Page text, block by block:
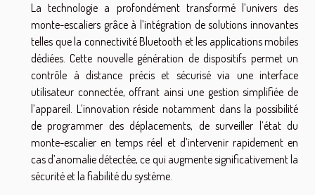
La technologie a profondément transformé l’univers des
monte-escaliers grâce à l’intégration de solutions innovantes
telles que la connectivité Bluetooth et les applications mobiles
dédiées. Cette nouvelle génération de dispositifs permet un
contrôle à distance précis et sécurisé via une interface
utilisateur connectée, offrant ainsi une gestion simplifiée de
l’appareil. L’innovation réside notamment dans la possibilité
de programmer des déplacements, de surveiller l’état du
monte-escalier en temps réel et d’intervenir rapidement en
cas d’anomalie détectée, ce qui augmente significativement la
sécurité et la fiabilité du système.